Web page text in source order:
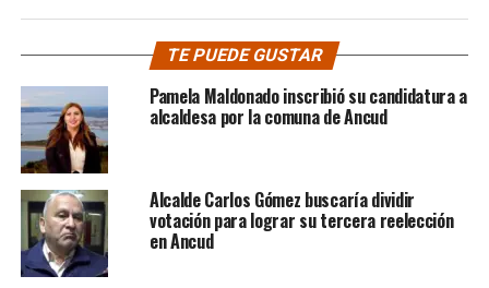
TE PUEDE GUSTAR
Pamela Maldonado inscribió su candidatura a
alcaldesa por la comuna de Ancud
Alcalde Carlos Gómez buscaría dividir
votación para lograr su tercera reelección
en Ancud